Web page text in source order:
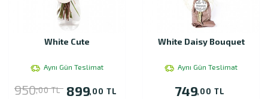
White Cute
Aynı Gün Teslimat
950,00 TL 899,00 TL
White Daisy Bouquet
Aynı Gün Teslimat
749,00 TL